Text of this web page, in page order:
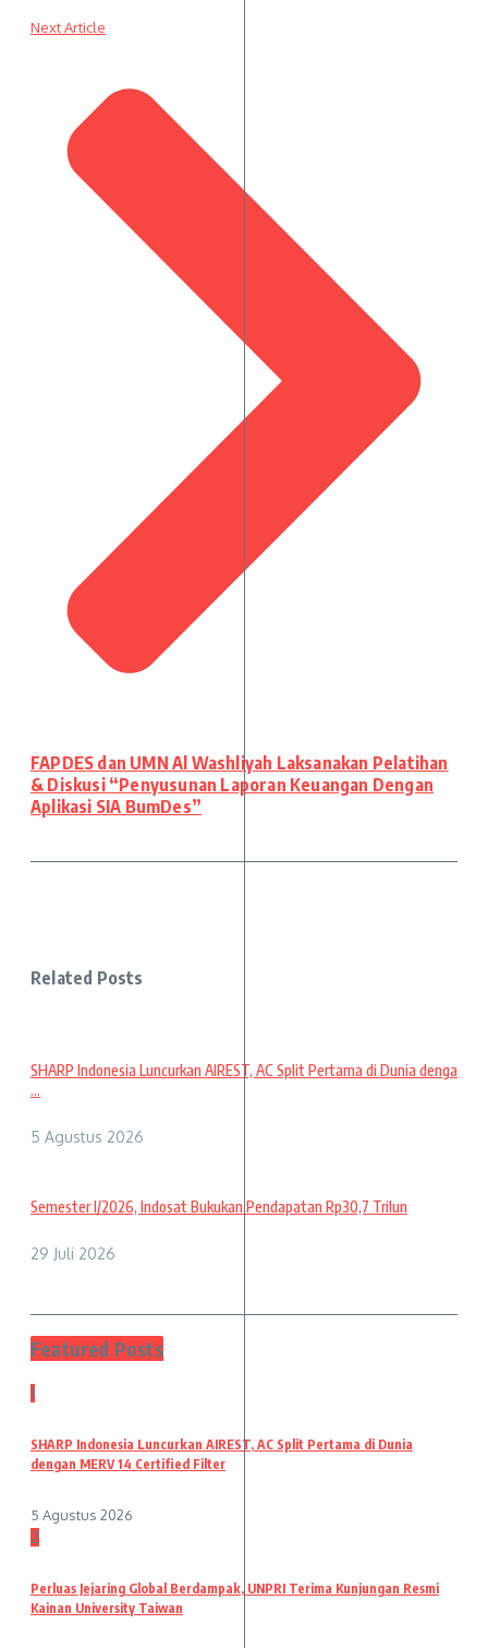
Next Article
FAPDES dan UMN Al Washliyah Laksanakan Pelatihan
& Diskusi “Penyusunan Laporan Keuangan Dengan
Aplikasi SIA BumDes”
Related Posts
SHARP Indonesia Luncurkan AIREST, AC Split Pertama di Dunia denga
...
5 Agustus 2026
Semester I/2026, Indosat Bukukan Pendapatan Rp30,7 Trilun
29 Juli 2026
Featured Posts
1
SHARP Indonesia Luncurkan AIREST, AC Split Pertama di Dunia
dengan MERV 14 Certified Filter
5 Agustus 2026
2
Perluas Jejaring Global Berdampak, UNPRI Terima Kunjungan Resmi
Kainan University Taiwan